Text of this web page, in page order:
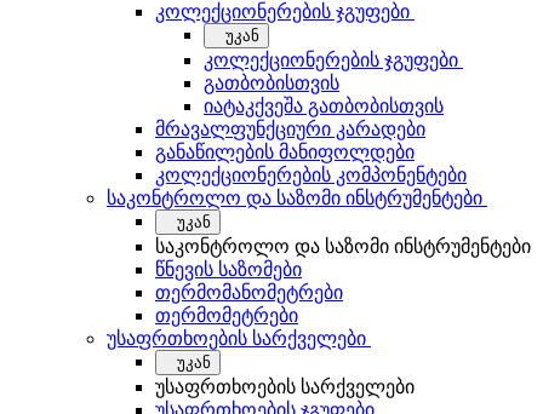
კოლექციონერების ჯგუფები
უკან
კოლექციონერების ჯგუფები
გათბობისთვის
იატაკქვეშა გათბობისთვის
მრავალფუნქციური კარადები
განაწილების მანიფოლდები
კოლექციონერების კომპონენტები
საკონტროლო და საზომი ინსტრუმენტები
უკან
საკონტროლო და საზომი ინსტრუმენტები
წნევის საზომები
თერმომანომეტრები
თერმომეტრები
უსაფრთხოების სარქველები
უკან
უსაფრთხოების სარქველები
უსაფრთხოების ჯგუფები